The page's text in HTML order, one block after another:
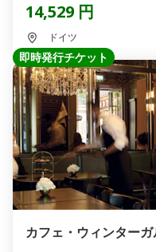
14,529 円
ドイツ
即時発行チケット
カフェ・ウィンター